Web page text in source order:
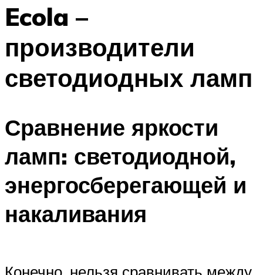
Меню
Ecola –
производители
светодиодных ламп
Сравнение яркости
ламп: светодиодной,
энергосберегающей и
накаливания